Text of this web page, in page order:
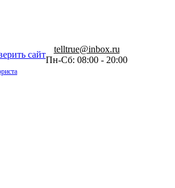
сайт
telltrue@inbox.ru
Пн-Сб: 08:00 - 20:00